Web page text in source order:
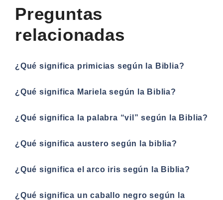
Preguntas
relacionadas
¿Qué significa primicias según la Biblia?
¿Qué significa Mariela según la Biblia?
¿Qué significa la palabra “vil” según la Biblia?
¿Qué significa austero según la biblia?
¿Qué significa el arco iris según la Biblia?
¿Qué significa un caballo negro según la